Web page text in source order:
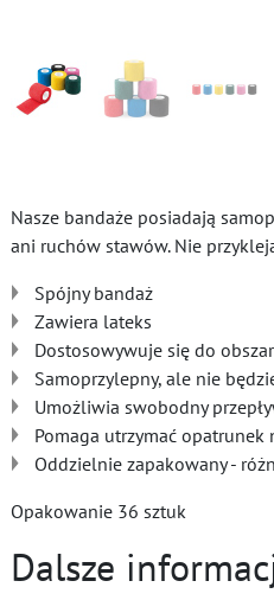
Nasze bandaże posiadają
ani ruchów stawów. Nie
Spójny bandaż
Zawiera lateks
Dostosowywuje się do
Samoprzylepny, ale nie
Umożliwia swobodny
Pomaga utrzymać opatrunek
Oddzielnie zapakowany -
Opakowanie 36 sztuk
Dalsze